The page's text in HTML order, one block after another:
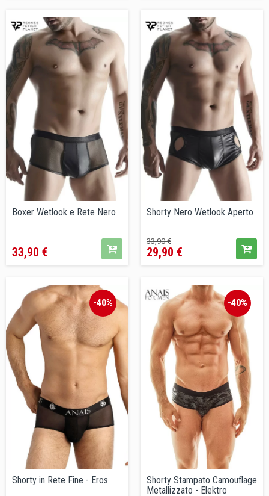
Boxer Wetlook e Rete Nero
33,90 €
Shorty Nero Wetlook Aperto
Prezzo
base
33,90 €Prezzo
29,90 €
-40%
Shorty in Rete Fine - Eros
-40%
Shorty Stampato Camouflage
Metallizzato - Elektro